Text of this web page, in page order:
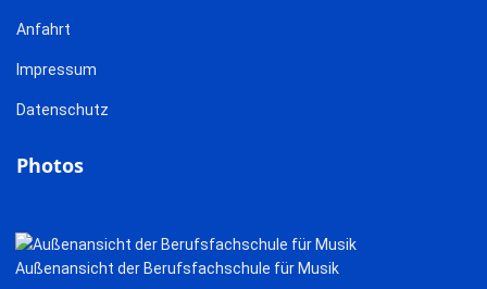
Anfahrt
Impressum
Datenschutz
Photos
Außenansicht der Berufsfachschule für Musik